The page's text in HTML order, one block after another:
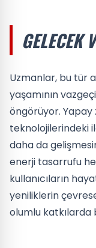
GELECEK
Uzmanlar, bu tür
yaşamının
öngörüyor.
teknolojilerindeki
daha da
enerji tasarrufu
kullanıcıların
yeniliklerin
olumlu katkılarda